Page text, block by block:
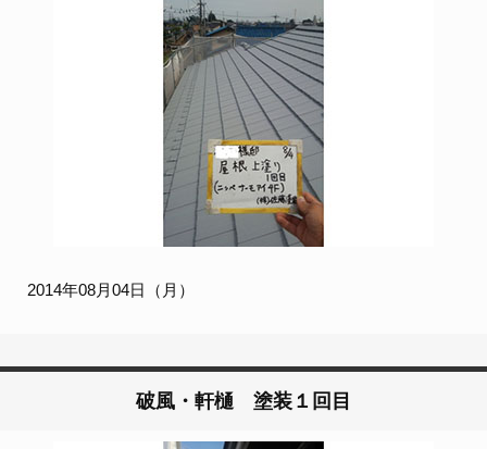
2014年08月04日（月）
破風・軒樋 塗装１回目